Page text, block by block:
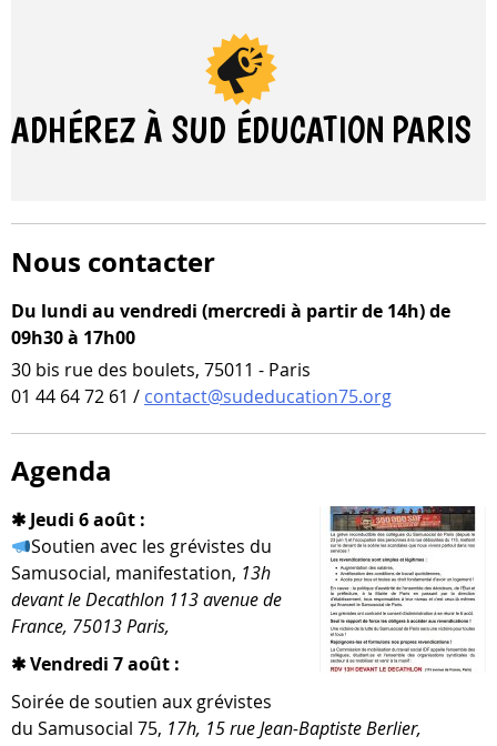
ADHÉREZ À SUD ÉDUCATION PARIS
Nous contacter
Du lundi au vendredi (mercredi à partir de 14h) de
09h30 à 17h00
30 bis rue des boulets, 75011 - Paris
01 44 64 72 61 / contact@sudeducation75.org
Agenda
✱ Jeudi 6 août :
Soutien avec les gré­vistes du
Samusocial, mani­fes­ta­tion, 13h
devant le Decathlon 113 ave­nue de
France, 75013 Paris,
✱ Vendredi 7 août :
Soirée de sou­tien aux gré­vistes
du Samusocial 75, 17h, 15 rue Jean-​Baptiste Berlier,